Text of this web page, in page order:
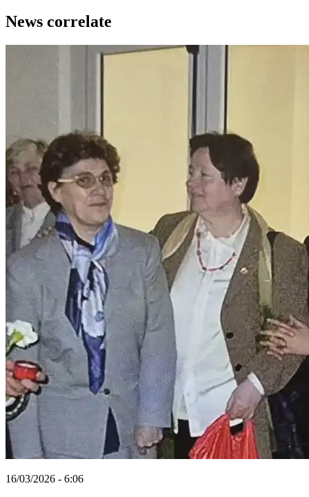
News correlate
16/03/2026 - 6:06